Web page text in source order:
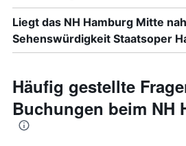
Liegt das NH Hamburg Mitte
Sehenswürdigkeit Staatsoper
Häufig gestellte
Buchungen beim NH